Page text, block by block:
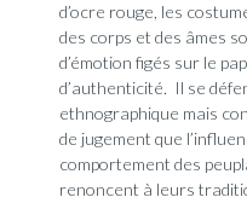
d’ocre rouge, les
des corps et des âmes
d’émotion figés sur le
d’authenticité. Il se
ethnographique mais
de jugement que
comportement des
renoncent à leurs